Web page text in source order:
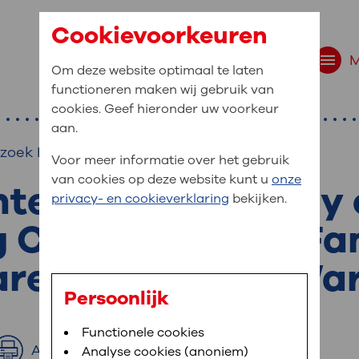
navigatie
bent u naar op
,MijnOLVG,Digitalisering
medische gegevens
In MijnOLVG kunt u uw medische
het u uitkomt. OLVG breidt MijnOLVG
Kindergeneeskunde
study
and
in Neonatal
Afdrukken
Cookievoorkeuren
Om deze website optimaal te laten
functioneren maken wij gebruik van
cookies. Geef hieronder uw voorkeur
aan.
Voor meer informatie over het gebruik
van cookies op deze website kunt u onze
privacy- en cookieverklaring bekijken.
Persoonlijk
Functionele cookies
Analyse cookies (anoniem)